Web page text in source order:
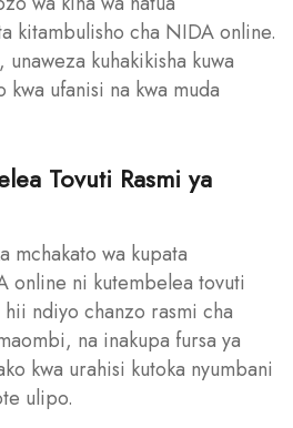
kitambulisho cha NIDA online.
kuhakikisha kuwa
kwa ufanisi na kwa muda
Tovuti Rasmi ya
mchakato wa kupata
online ni kutembelea tovuti
ndiyo chanzo rasmi cha
na inakupa fursa ya
kwa urahisi kutoka nyumbani
ulipo.